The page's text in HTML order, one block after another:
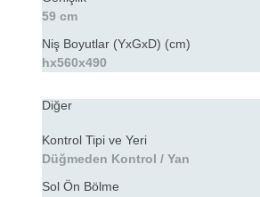
59 cm
Niş Boyutlar (YxGxD) (cm)
hx560x490
Diğer
Kontrol Tipi ve Yeri
Düğmeden Kontrol / Yan
Sol Ön Bölme